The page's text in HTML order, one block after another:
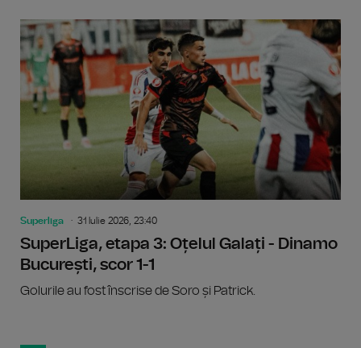
Superliga 31 Iulie 2026, 23:40
SuperLiga, etapa 3: Oțelul Galați - Dinamo
București, scor 1-1
Golurile au fost înscrise de Soro și Patrick.